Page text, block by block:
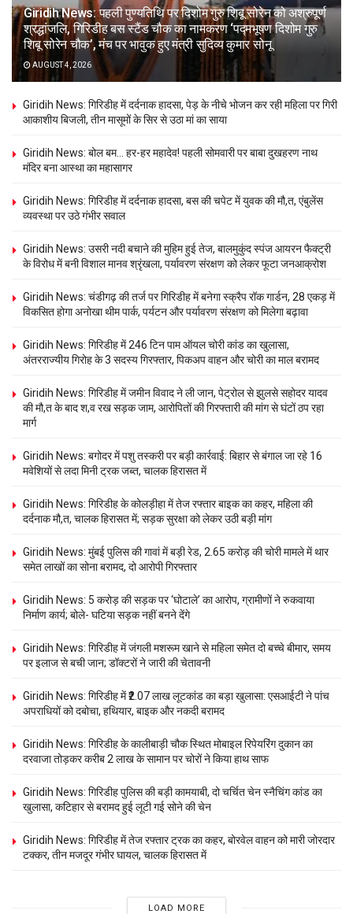
Giridih News: पहली पुण्यतिथि पर दिशोम गुरु शिबू सोरेन को अश्रुपूर्ण
श्रद्धांजलि, गिरिडीह बस स्टैंड चौक का नामकरण ‘पद्मभूषण दिशोम गुरु
शिबू सोरेन चौक’, मंच पर भावुक हुए मंत्री सुदिव्य कुमार सोनू
AUGUST 4, 2026
Giridih News: गिरिडीह में दर्दनाक हादसा, पेड़ के नीचे भोजन कर रही महिला पर गिरी
आकाशीय बिजली, तीन मासूमों के सिर से उठा मां का साया
Giridih News: बोल बम… हर-हर महादेव! पहली सोमवारी पर बाबा दुखहरण नाथ
मंदिर बना आस्था का महासागर
Giridih News: गिरिडीह में दर्दनाक हादसा, बस की चपेट में युवक की मौ,त, एंबुलेंस
व्यवस्था पर उठे गंभीर सवाल
Giridih News: उसरी नदी बचाने की मुहिम हुई तेज, बालमुकुंद स्पंज आयरन फैक्ट्री
के विरोध में बनी विशाल मानव श्रृंखला, पर्यावरण संरक्षण को लेकर फूटा जनआक्रोश
Giridih News: चंडीगढ़ की तर्ज पर गिरिडीह में बनेगा स्क्रैप रॉक गार्डन, 28 एकड़ में
विकसित होगा अनोखा थीम पार्क, पर्यटन और पर्यावरण संरक्षण को मिलेगा बढ़ावा
Giridih News: गिरिडीह में 246 टिन पाम ऑयल चोरी कांड का खुलासा,
अंतरराज्यीय गिरोह के 3 सदस्य गिरफ्तार, पिकअप वाहन और चोरी का माल बरामद
Giridih News: गिरिडीह में जमीन विवाद ने ली जान, पेट्रोल से झुलसे सहोदर यादव
की मौ,त के बाद श,व रख सड़क जाम, आरोपितों की गिरफ्तारी की मांग से घंटों ठप रहा
मार्ग
Giridih News: बगोदर में पशु तस्करी पर बड़ी कार्रवाई: बिहार से बंगाल जा रहे 16
मवेशियों से लदा मिनी ट्रक जब्त, चालक हिरासत में
Giridih News: गिरिडीह के कोलड़ीहा में तेज रफ्तार बाइक का कहर, महिला की
दर्दनाक मौ,त, चालक हिरासत में; सड़क सुरक्षा को लेकर उठी बड़ी मांग
Giridih News: मुंबई पुलिस की गावां में बड़ी रेड, 2.65 करोड़ की चोरी मामले में थार
समेत लाखों का सोना बरामद, दो आरोपी गिरफ्तार
Giridih News: 5 करोड़ की सड़क पर ‘घोटाले’ का आरोप, ग्रामीणों ने रुकवाया
निर्माण कार्य; बोले- घटिया सड़क नहीं बनने देंगे
Giridih News: गिरिडीह में जंगली मशरूम खाने से महिला समेत दो बच्चे बीमार, समय
पर इलाज से बची जान; डॉक्टरों ने जारी की चेतावनी
Giridih News: गिरिडीह में ₹2.07 लाख लूटकांड का बड़ा खुलासा: एसआईटी ने पांच
अपराधियों को दबोचा, हथियार, बाइक और नकदी बरामद
Giridih News: गिरिडीह के कालीबाड़ी चौक स्थित मोबाइल रिपेयरिंग दुकान का
दरवाजा तोड़कर करीब 2 लाख के सामान पर चोरों ने किया हाथ साफ
Giridih News: गिरिडीह पुलिस की बड़ी कामयाबी, दो चर्चित चेन स्नैचिंग कांड का
खुलासा, कटिहार से बरामद हुई लूटी गई सोने की चेन
Giridih News: गिरिडीह में तेज रफ्तार ट्रक का कहर, बोरवेल वाहन को मारी जोरदार
टक्कर, तीन मजदूर गंभीर घायल, चालक हिरासत में
LOAD MORE